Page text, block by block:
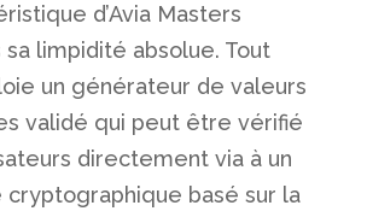
d’Avia Masters
sa limpidité absolue. Tout
un générateur de valeurs
validé qui peut être vérifié
directement via à un
cryptographique basé sur la